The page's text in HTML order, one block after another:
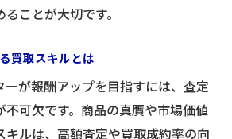
ことが大切です。
買取スキルとは
ーが報酬アップを目指すには、査定
不可欠です。商品の真贋や市場価値
キルは、高額査定や買取成約率の向